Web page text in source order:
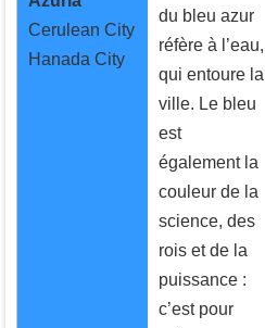
Cerulean City
Hanada City
du bleu azur
réfère à l’eau,
qui entoure la
ville. Le bleu
est
également la
couleur de la
science, des
rois et de la
puissance :
c’est pour